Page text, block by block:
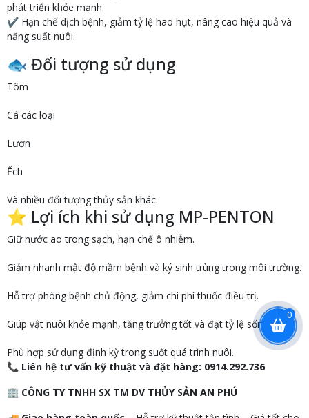
phát triển khỏe mạnh.
✔ Hạn chế dịch bệnh, giảm tỷ lệ hao hụt, nâng cao hiệu quả và
năng suất nuôi.
🐟 Đối tượng sử dụng
Tôm
Cá các loại
Lươn
Ếch
Và nhiều đối tượng thủy sản khác.
⭐ Lợi ích khi sử dụng MP-PENTON
Giữ nước ao trong sạch, hạn chế ô nhiễm.
Giảm nhanh mật độ mầm bệnh và ký sinh trùng trong môi trường.
Hỗ trợ phòng bệnh chủ động, giảm chi phí thuốc điều trị.
Giúp vật nuôi khỏe mạnh, tăng trưởng tốt và đạt tỷ lệ sống cao.
Phù hợp sử dụng định kỳ trong suốt quá trình nuôi.
📞 Liên hệ tư vấn kỹ thuật và đặt hàng: 0914.292.736
🏢 CÔNG TY TNHH SX TM DV THỦY SẢN AN PHÚ
0